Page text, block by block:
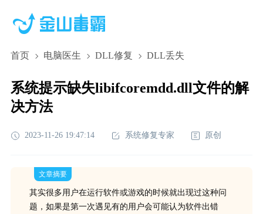
首页 电脑医生 DLL修复 DLL丢失
系统提示缺失libifcoremdd.dll文件的解
决方法
2023-11-26 19:47:14 系统修复专家 原创
文章摘要
其实很多用户在运行软件或游戏的时候就出现过这种问
题，如果是第一次遇见有的用户会可能认为软件出错